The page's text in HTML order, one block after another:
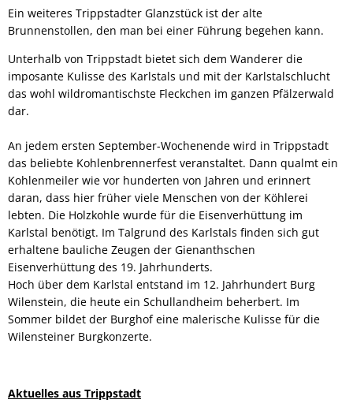
Ein weiteres Trippstadter Glanzstück ist der alte
Brunnenstollen, den man bei einer Führung begehen kann.
Unterhalb von Trippstadt bietet sich dem Wanderer die
imposante Kulisse des Karlstals und mit der Karlstalschlucht
das wohl wildromantischste Fleckchen im ganzen Pfälzerwald
dar.
An jedem ersten September-Wochenende wird in Trippstadt
das beliebte Kohlenbrennerfest veranstaltet. Dann qualmt ein
Kohlenmeiler wie vor hunderten von Jahren und erinnert
daran, dass hier früher viele Menschen von der Köhlerei
lebten. Die Holzkohle wurde für die Eisenverhüttung im
Karlstal benötigt. Im Talgrund des Karlstals finden sich gut
erhaltene bauliche Zeugen der Gienanthschen
Eisenverhüttung des 19. Jahrhunderts.
Hoch über dem Karlstal entstand im 12. Jahrhundert Burg
Wilenstein, die heute ein Schullandheim beherbert. Im
Sommer bildet der Burghof eine malerische Kulisse für die
Wilensteiner Burgkonzerte.
Aktuelles aus Trippstadt